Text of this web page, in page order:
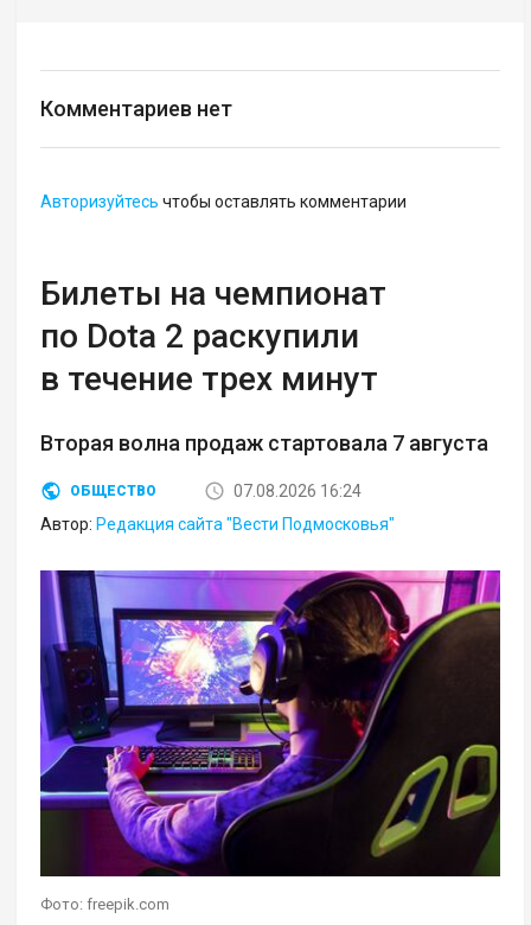
Комментариев нет
Авторизуйтесь чтобы оставлять комментарии
Билеты на чемпионат
по Dota 2 раскупили
в течение трех минут
Вторая волна продаж стартовала 7 августа
ОБЩЕСТВО
07.08.2026 16:24
Автор: Редакция сайта "Вести Подмосковья"
Фото: freepik.com